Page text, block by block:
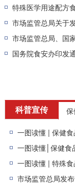
特殊医学用途配方
市场监管总局关于
市场监管总局、国
国务院食安办印发
科普宣传
一图读懂 | 保健食
一图读懂│保健食
一图读懂 | 特殊
市场监管总局发